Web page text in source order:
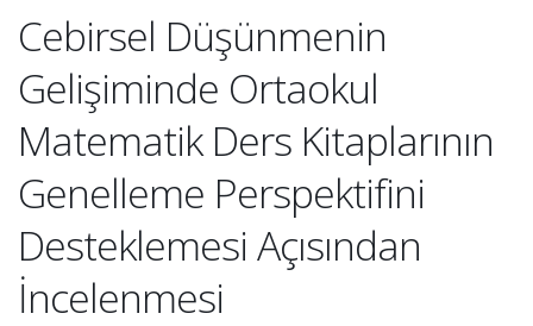
Cebirsel Düşünmenin
Gelişiminde Ortaokul
Matematik Ders Kitaplarının
Genelleme Perspektifini
Desteklemesi Açısından
İncelenmesi